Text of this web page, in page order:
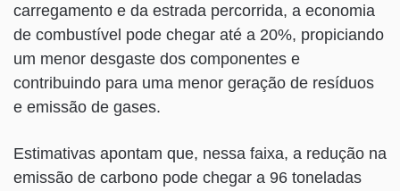
carregamento e da estrada percorrida, a economia
de combustível pode chegar até a 20%, propiciando
um menor desgaste dos componentes e
contribuindo para uma menor geração de resíduos
e emissão de gases.
Estimativas apontam que, nessa faixa, a redução na
emissão de carbono pode chegar a 96 toneladas